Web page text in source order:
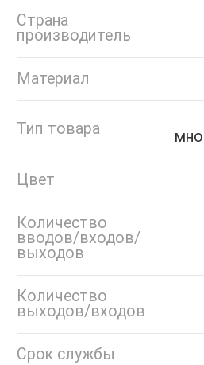
Страна
производитель
Материал
Тип товара
Цвет
Количество
вводов/входов/
выходов
Количество
выходов/входов
Срок службы